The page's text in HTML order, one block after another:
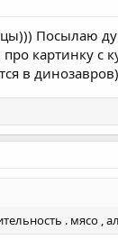
Посылаю
картинку
в
. мясо ,